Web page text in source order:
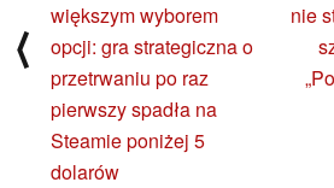
⟨
większym wyborem
opcji: gra strategiczna o
przetrwaniu po raz
pierwszy spadła na
Steamie poniżej 5
dolarów
nie